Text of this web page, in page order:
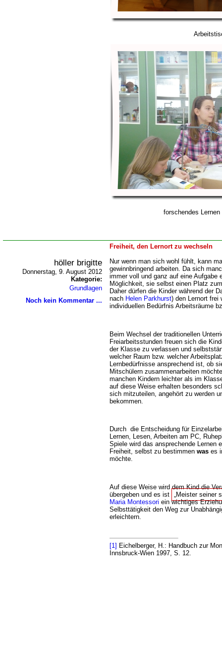
forschendes Lernen
Freiheit, den Lernort zu wechseln
höller brigitte
Donnerstag, 9. August 2012
Kategorie:
Grundlagen
Noch kein Kommentar ...
Nur wenn man sich wohl fühlt, kann
gewinnbringend arbeiten. Da sich
immer voll und ganz auf eine Aufgabe
Möglichkeit, sie selbst einen Platz
Daher dürfen die Kinder während der
nach Helen Parkhurst) den Lernort frei
individuellen Bedürfnis Arbeitsräume
Beim Wechsel der traditionellen
Freiarbeitsstunden freuen sich die
der Klasse zu verlassen und
welcher Raum bzw. welcher
Lernbedürfnisse ansprechend ist, ob
Mitschülern zusammenarbeiten
manchen Kindern leichter als im
auf diese Weise erhalten besonders
sich mitzuteilen, angehört zu werden
bekommen.
Durch die Entscheidung für
Lernen, Lesen, Arbeiten am PC,
Spiele wird das ansprechende Lernen
Freiheit, selbst zu bestimmen was es
möchte.
Auf diese Weise wird dem Kind die
übergeben und es ist
Meister seiner
Maria Montessori ein wichtiges
Selbsttätigkeit den Weg zur
erleichtern.
[1] Eichelberger, H.: Handbuch zur
Innsbruck-Wien 1997, S. 12.